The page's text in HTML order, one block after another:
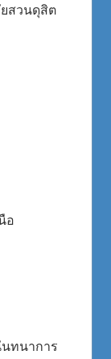
สวนดุสิต
อ
นทนาการ